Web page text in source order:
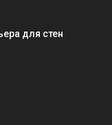
для стен